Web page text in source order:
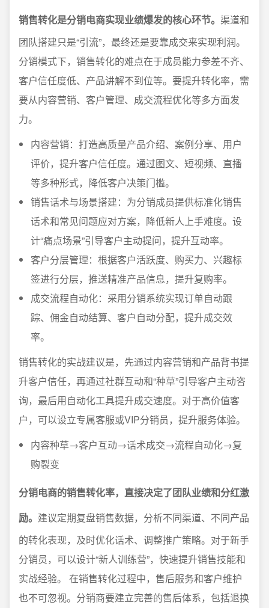
销售转化是分销电商实现业绩爆发的核心环节。 渠道和
团队搭建只是“引流”，最终还是要靠成交来实现利润。
分销模式下，销售转化的难点在于成员能力参差不齐、
客户信任度低、产品讲解不到位等。要提升转化率，需
要从内容营销、客户管理、成交流程优化等多方面发
力。
内容营销：打造高质量产品介绍、案例分享、用户
评价，提升客户信任度。通过图文、短视频、直播
等多种形式，降低客户决策门槛。
销售话术与场景搭建：为分销成员提供标准化销售
话术和常见问题应对方案，降低新人上手难度。设
计“痛点场景”引导客户主动提问，提升互动率。
客户分层管理：根据客户活跃度、购买力、兴趣标
签进行分层，推送精准产品信息，提升复购率。
成交流程自动化：采用分销系统实现订单自动跟
踪、佣金自动结算、客户自动分配，提升成交效
率。
销售转化的实战建议是，先通过内容营销和产品背书提
升客户信任，再通过社群互动和“种草”引导客户主动咨
询，最后用自动化工具提升成交速度。对于高价值客
户，可以设立专属客服或VIP分销员，提升服务体验。
内容种草→客户互动→话术成交→流程自动化→复
购裂变
分销电商的销售转化率，直接决定了团队业绩和分红激
励。 建议定期复盘销售数据，分析不同渠道、不同产品
的转化表现，及时优化话术、调整推广策略。对于新手
分销员，可以设计“新人训练营”，快速提升销售技能和
实战经验。 在销售转化过程中，售后服务和客户维护
也不可忽视。分销商要建立完善的售后体系，包括退换